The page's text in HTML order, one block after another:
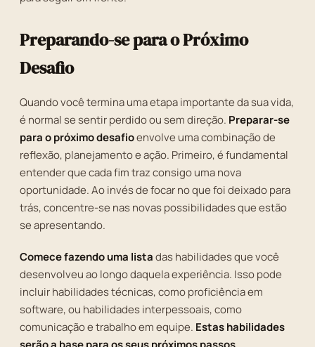
Preparando-se para o Próximo
Desafio
Quando você termina uma etapa importante da sua vida,
é normal se sentir perdido ou sem direção. Preparar-se
para o próximo desafioenvolve uma combinação de
reflexão, planejamento e ação. Primeiro, é fundamental
entender que cada fim traz consigo uma nova
oportunidade. Ao invés de focar no que foi deixado para
trás, concentre-se nas novas possibilidades que estão
se apresentando.
Comece fazendo uma listadas habilidades que você
desenvolveu ao longo daquela experiência. Isso pode
incluir habilidades técnicas, como proficiência em
software, ou habilidades interpessoais, como
comunicação e trabalho em equipe. Estas habilidades